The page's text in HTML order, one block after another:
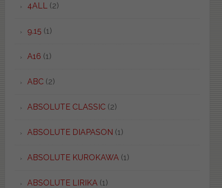
4ALL (2)
9.15 (1)
A16 (1)
ABC(2)
ABSOLUTE CLASSIC(2)
ABSOLUTE DIAPASON (1)
ABSOLUTE KUROKAWA (1)
ABSOLUTE LIRIKA (1)